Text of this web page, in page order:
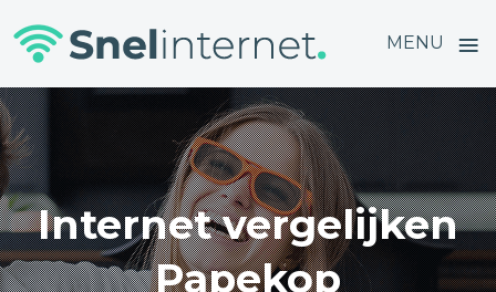
MENU ≡
Skip
to
content
Internet vergelijken
Papekop